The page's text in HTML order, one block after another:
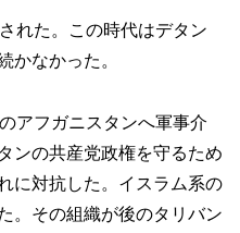
れた。この時代はデタン
かなかった。
アフガニスタンへ軍事介
ンの共産党政権を守るため
に対抗した。イスラム系の
。その組織が後のタリバン